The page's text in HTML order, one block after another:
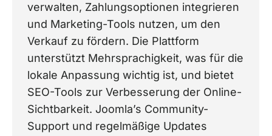
verwalten, Zahlungsoptionen integrieren
und Marketing-Tools nutzen, um den
Verkauf zu fördern. Die Plattform
unterstützt Mehrsprachigkeit, was für die
lokale Anpassung wichtig ist, und bietet
SEO-Tools zur Verbesserung der Online-
Sichtbarkeit. Joomla’s Community-
Support und regelmäßige Updates